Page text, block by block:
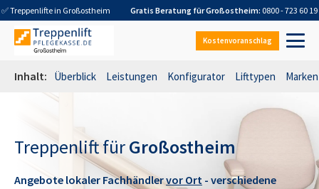
✅ Treppenlifte in Großostheim Gratis Beratung fürGroßostheim: 0800 - 723 60 19
Kostenvoranschlag
Inhalt: Überblick Leistungen Konfigurator Lifttypen Marken
Treppenlift fürGroßostheim
Angebote lokaler Fachhändlervor Ort - verschiedene